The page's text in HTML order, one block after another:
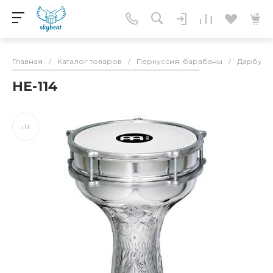
Главная / Каталог товаров / Перкуссия, барабаны /
HE-114